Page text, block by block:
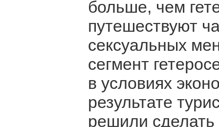
больше, чем
путешествуют
сексуальных
сегмент
в условиях
результате
решили сделать